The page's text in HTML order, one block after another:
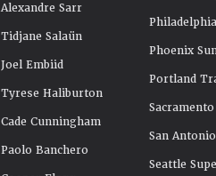
Alexandre Sarr
Tidjane Salaün
Joel Embiid
Tyrese Haliburton
Cade Cunningham
Paolo Banchero
Phoenix
Portland
San
Seattle